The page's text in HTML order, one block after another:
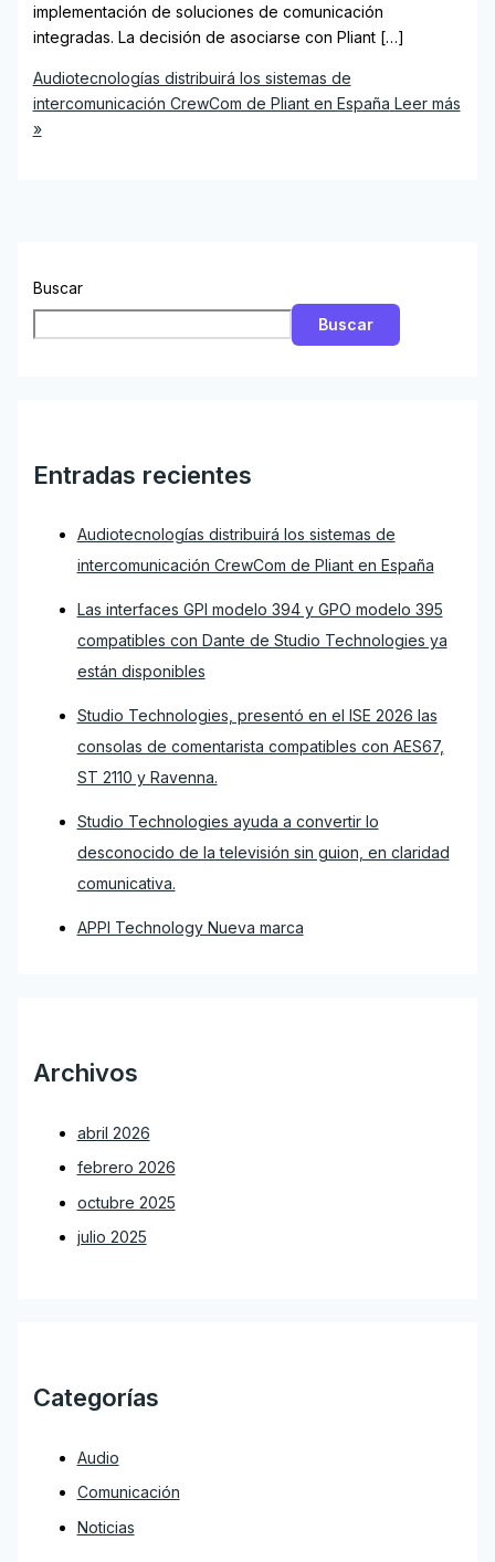
implementación de soluciones de comunicación
integradas. La decisión de asociarse con Pliant […]
Audiotecnologías distribuirá los sistemas de
intercomunicación CrewCom de Pliant en España Leer más
»
Buscar
Buscar
Entradas recientes
Audiotecnologías distribuirá los sistemas de
intercomunicación CrewCom de Pliant en España
Las interfaces GPI modelo 394 y GPO modelo 395
compatibles con Dante de Studio Technologies ya
están disponibles
Studio Technologies, presentó en el ISE 2026 las
consolas de comentarista compatibles con AES67,
ST 2110 y Ravenna.
Studio Technologies ayuda a convertir lo
desconocido de la televisión sin guion, en claridad
comunicativa.
APPI Technology Nueva marca
Archivos
abril 2026
febrero 2026
octubre 2025
julio 2025
Categorías
Audio
Comunicación
Noticias